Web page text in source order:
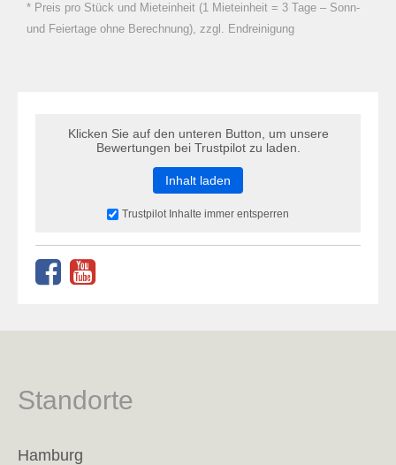
zu Warenkorb hinzugefügt.
* Preis pro Stück und Mieteinheit (1 Mieteinheit = 3 Tage – Sonn-
und Feiertage ohne Berechnung), zzgl. Endreinigung
Klicken Sie auf den unteren Button, um unsere
Bewertungen bei Trustpilot zu laden.
Inhalt laden
Trustpilot Inhalte immer entsperren
Standorte
Hamburg